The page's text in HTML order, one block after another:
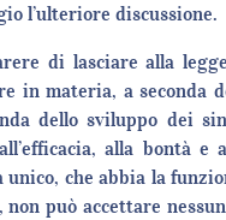
l’ulteriore discussione.
di lasciare alla
in materia, a seconda
dello sviluppo dei
alla bontà e
unico, che abbia la
può accettare